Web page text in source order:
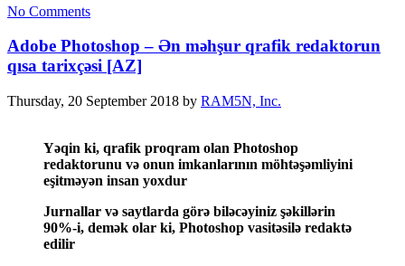
No Comments
Adobe Photoshop – Ən məhşur qrafik redaktorun
qısa tarixçəsi [AZ]
Thursday, 20 September 2018 by RAM5N, Inc.
Yəqin ki, qrafik proqram olan Photoshop
redaktorunu və onun imkanlarının möhtəşəmliyini
eşitməyən insan yoxdur
Jurnallar və saytlarda görə biləcəyiniz şəkillərin
90%-i, demək olar ki, Photoshop vasitəsilə redaktə
edilir